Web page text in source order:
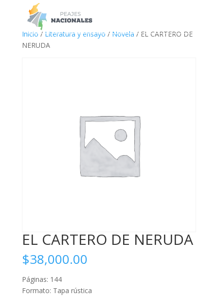
Inicio / Literatura y ensayo / Novela / EL CARTERO DE
NERUDA
EL CARTERO DE NERUDA
$38,000.00
Páginas: 144
Formato: Tapa rústica